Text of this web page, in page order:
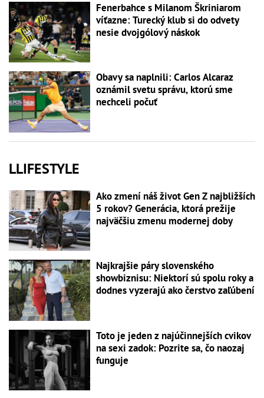
Fenerbahce s Milanom Škriniarom
víťazne: Turecký klub si do odvety
nesie dvojgólový náskok
Obavy sa naplnili: Carlos Alcaraz
oznámil svetu správu, ktorú sme
nechceli počuť
LLIFESTYLE
Ako zmení náš život Gen Z najbližších
5 rokov? Generácia, ktorá prežije
najväčšiu zmenu modernej doby
Najkrajšie páry slovenského
showbiznisu: Niektorí sú spolu roky a
dodnes vyzerajú ako čerstvo zaľúbení
Toto je jeden z najúčinnejších cvikov
na sexi zadok: Pozrite sa, čo naozaj
funguje